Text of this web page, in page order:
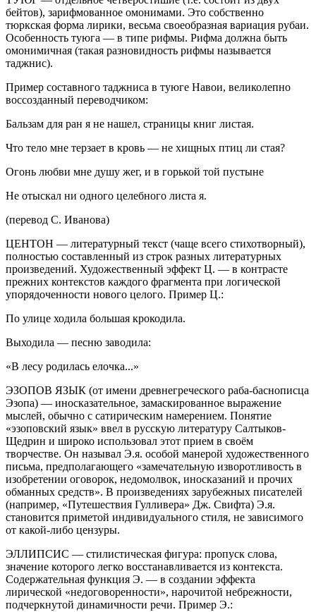
бейтов), зарифмованное омонимами. Это собственно
тюркская форма лирики, весьма своеобразная вариация рубаи.
Особенность туюга — в типе рифмы. Рифма должна быть
омонимичная (такая разновидность рифмы называется
таджнис).
Пример составного таджниса в туюге Навои, великолепно
воссозданный переводчиком:
Бальзам для ран я не нашел, страницы книг листая.
Что тело мне терзает в кровь — не хищных птиц ли стая?
Огонь любви мне душу жег, и в горькой той пустыне
Не отыскал ни одного целебного листа я.
(перевод С. Иванова)
ЦЕНТОН — литературный текст (чаще всего стихотворный),
полностью составленный из строк разных литературных
произведений. Художественный эффект Ц. — в контрасте
прежних контекстов каждого фрагмента при логической
упорядоченности нового целого. Пример Ц.:
По улице ходила большая крокодила.
Выходила — песню заводила:
«В лесу родилась елочка...»
ЭЗОПОВ ЯЗЫК (от имени древнегреческого раба-баснописца
Эзопа) — иносказательное, замаскированное выражение
мыслей, обычно с сатирическим намерением. Понятие
«эзоповский язык» ввел в русскую литературу Салтыков-
Щедрин и широко использовал этот прием в своём
творчестве. Он называл Э.я. особой манерой художественного
письма, предполагающего «замечательную изворотливость в
изобретении оговорок, недомолвок, иносказаний и прочих
обманных средств». В произведениях зарубежных писателей
(например, «Путешествия Гулливера» Дж. Свифта) Э.я.
становится приметой индивидуального стиля, не зависимого
от какой-либо цензуры.
ЭЛЛИПСИС — стилистическая фигура: пропуск слова,
значение которого легко восстанавливается из контекста.
Содержательная функция Э. — в создании эффекта
лирической «недоговоренности», нарочитой небрежности,
подчеркнутой динамичности речи. Пример Э.: